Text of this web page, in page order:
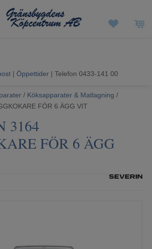
| Öppettider| Telefon 0433-141 00
/ Köksapparater & Matlagning /
FÖR 6 ÄGG VIT
3164
FÖR 6 ÄGG